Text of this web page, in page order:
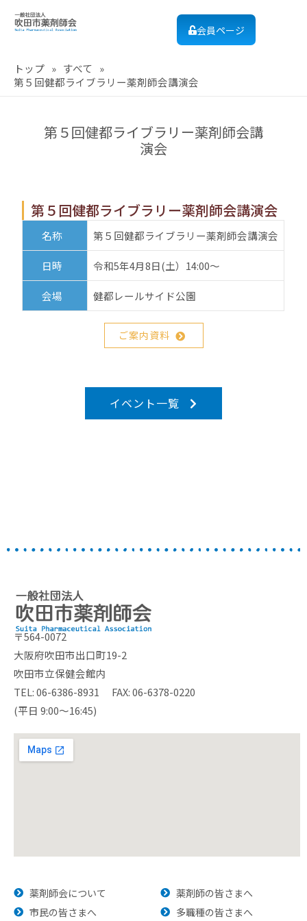
会員ページ
トップ » すべて »
第５回健都ライブラリー薬剤師会講演会
第５回健都ライブラリー薬剤師会講
演会
第５回健都ライブラリー薬剤師会講演会
名称 第５回健都ライブラリー薬剤師会講演会
日時 令和5年4月8日(土）14:00～
会場 健都レールサイド公園
ご案内資料
イベント一覧
〒564-0072
大阪府吹田市出口町19-2
吹田市立保健会館内
TEL: 06-6386-8931 FAX: 06-6378-0220
(平日 9:00～16:45)
薬剤師会について
市民の皆さまへ
薬剤師の皆さまへ
多職種の皆さまへ